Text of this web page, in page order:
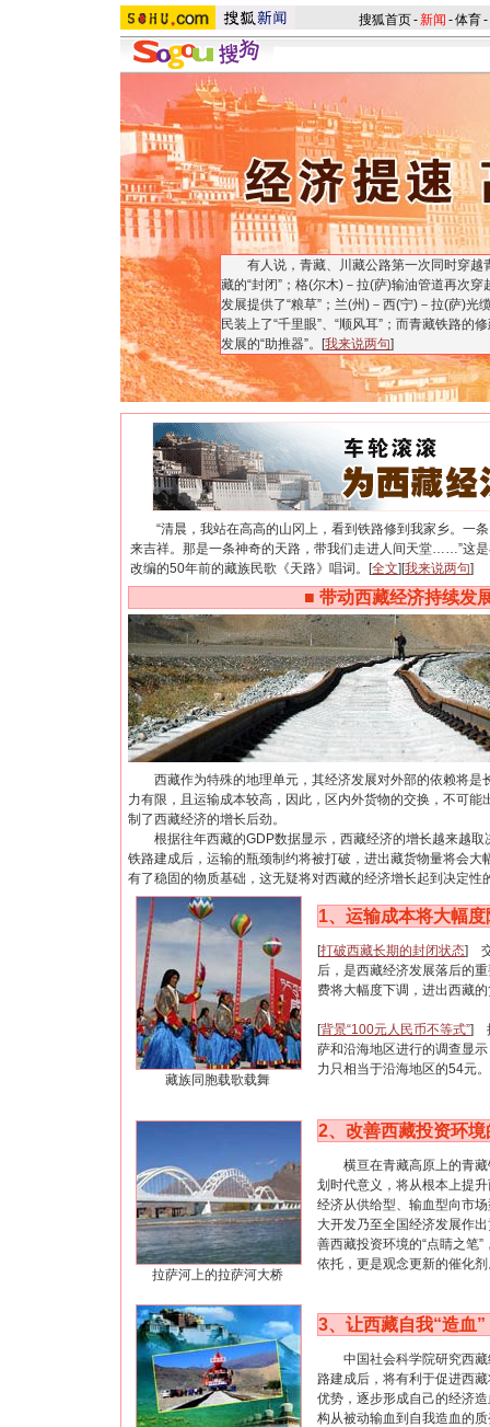
搜狐首页-新闻 -体育-
有人说，青藏、川藏公路第一次同时穿越
藏的“封闭”；格(尔木)－拉(萨)输油管道再次
发展提供了“粮草”；兰(州)－西(宁)－拉(萨)光
民装上了“千里眼”、“顺风耳”；而青藏铁路的
发展的“助推器”。[我来说两句]
“清晨，我站在高高的山冈上，看到铁路修到我家乡。一条
来吉祥。那是一条神奇的天路，带我们走进人间天堂……”这
改编的50年前的藏族民歌《天路》唱词。[全文][我来说两句]
■ 带动西藏经济持续发
西藏作为特殊的地理单元，其经济发展对外部的依赖将是
力有限，且运输成本较高，因此，区内外货物的交换，不可能
制了西藏经济的增长后劲。
根据往年西藏的GDP数据显示，西藏经济的增长越来越取
铁路建成后，运输的瓶颈制约将被打破，进出藏货物量将会大
有了稳固的物质基础，这无疑将对西藏的经济增长起到决定性
藏族同胞载歌载舞
1、运输成本将大幅度
[打破西藏长期的封闭状态] 交
后，是西藏经济发展落后的
费将大幅度下调，进出西藏
[背景“100元人民币不等式”]
萨和沿海地区进行的调查显
力只相当于沿海地区的54元。
拉萨河上的拉萨河大桥
2、改善西藏投资环境
横亘在青藏高原上的青藏
划时代意义，将从根本上提
经济从供给型、输血型向市
大开发乃至全国经济发展作
善西藏投资环境的“点睛之笔
依托，更是观念更新的催化剂
3、让西藏自我“造血”
中国社会科学院研究西藏
路建成后，将有利于促进西
优势，逐步形成自己的经济
构从被动输血到自我造血的